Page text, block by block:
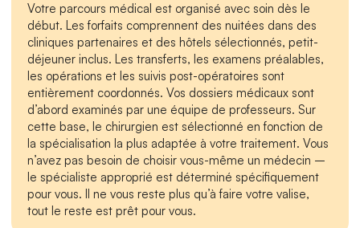
Votre parcours médical est organisé avec soin dès le
début. Les forfaits comprennent des nuitées dans des
cliniques partenaires et des hôtels sélectionnés, petit-
déjeuner inclus. Les transferts, les examens préalables,
les opérations et les suivis post-opératoires sont
entièrement coordonnés. Vos dossiers médicaux sont
d’abord examinés par une équipe de professeurs. Sur
cette base, le chirurgien est sélectionné en fonction de
la spécialisation la plus adaptée à votre traitement. Vous
n’avez pas besoin de choisir vous-même un médecin –
le spécialiste approprié est déterminé spécifiquement
pour vous. Il ne vous reste plus qu’à faire votre valise,
tout le reste est prêt pour vous.